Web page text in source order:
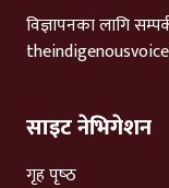
विज्ञापनका लागि
साइट नेभिगेशन
गृह पृष्‍ठ